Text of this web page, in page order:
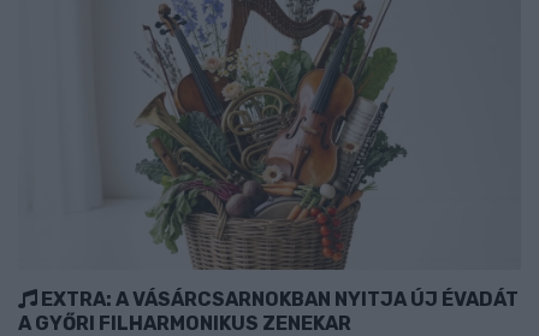
EXTRA: A VÁSÁRCSARNOKBAN NYITJA ÚJ ÉVADÁT
A GYŐRI FILHARMONIKUS ZENEKAR